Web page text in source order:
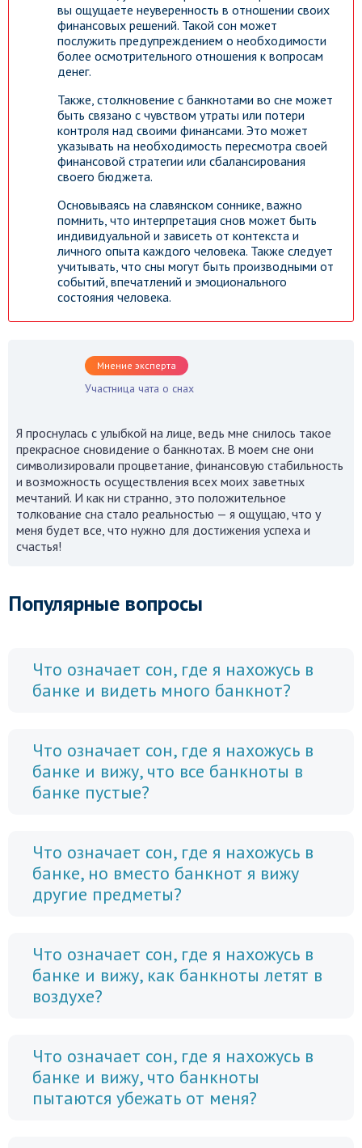
вы ощущаете неуверенность в отношении своих
финансовых решений. Такой сон может
послужить предупреждением о необходимости
более осмотрительного отношения к вопросам
денег.
Также, столкновение с банкнотами во сне может
быть связано с чувством утраты или потери
контроля над своими финансами. Это может
указывать на необходимость пересмотра своей
финансовой стратегии или сбалансирования
своего бюджета.
Основываясь на славянском соннике, важно
помнить, что интерпретация снов может быть
индивидуальной и зависеть от контекста и
личного опыта каждого человека. Также следует
учитывать, что сны могут быть производными от
событий, впечатлений и эмоционального
состояния человека.
Мнение эксперта
Участница чата о снах
Я проснулась с улыбкой на лице, ведь мне снилось такое
прекрасное сновидение о банкнотах. В моем сне они
символизировали процветание, финансовую стабильность
и возможность осуществления всех моих заветных
мечтаний. И как ни странно, это положительное
толкование сна стало реальностью — я ощущаю, что у
меня будет все, что нужно для достижения успеха и
счастья!
Популярные вопросы
Что означает сон, где я нахожусь в
банке и видеть много банкнот?
Что означает сон, где я нахожусь в
банке и вижу, что все банкноты в
банке пустые?
Что означает сон, где я нахожусь в
банке, но вместо банкнот я вижу
другие предметы?
Что означает сон, где я нахожусь в
банке и вижу, как банкноты летят в
воздухе?
Что означает сон, где я нахожусь в
банке и вижу, что банкноты
пытаются убежать от меня?